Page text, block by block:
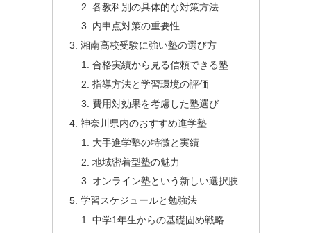
各教科別の具体的な対策方法
内申点対策の重要性
湘南高校受験に強い塾の選び方
合格実績から見る信頼できる塾
指導方法と学習環境の評価
費用対効果を考慮した塾選び
神奈川県内のおすすめ進学塾
大手進学塾の特徴と実績
地域密着型塾の魅力
オンライン塾という新しい選択肢
学習スケジュールと勉強法
中学1年生からの基礎固め戦略